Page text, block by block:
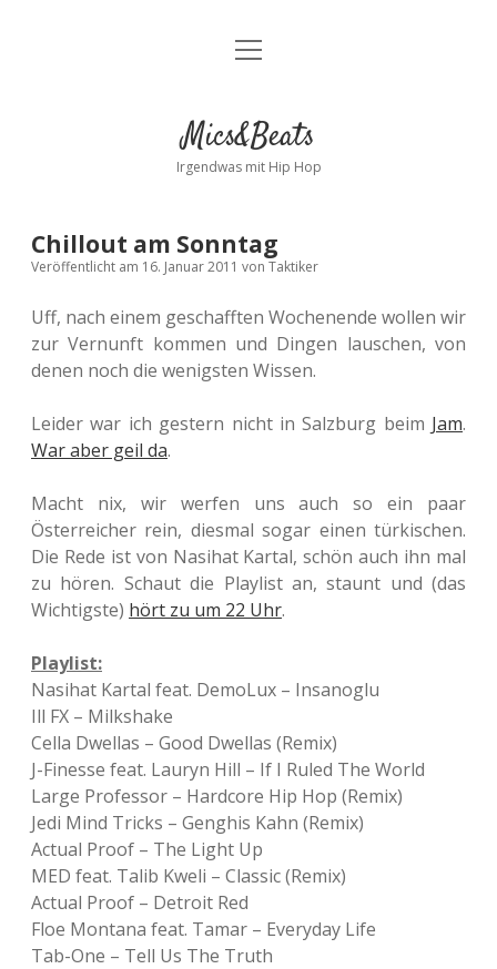
Kontakt
facebookinstagram
bandcamp
spotify
Menü
Mics&Beats
Irgendwas mit Hip Hop
Chillout am Sonntag
Veröffentlicht am 16. Januar 2011 von Taktiker
Uff, nach einem geschafften Wochenende wollen wir
zur Vernunft kommen und Dingen lauschen, von
denen noch die wenigsten Wissen.
Leider war ich gestern nicht in Salzburg beim Jam.
War aber geil da.
Macht nix, wir werfen uns auch so ein paar
Österreicher rein, diesmal sogar einen türkischen.
Die Rede ist von Nasihat Kartal, schön auch ihn mal
zu hören. Schaut die Playlist an, staunt und (das
Wichtigste) hört zu um 22 Uhr.
Playlist:
Nasihat Kartal feat. DemoLux – Insanoglu
Ill FX – Milkshake
Cella Dwellas – Good Dwellas (Remix)
J-Finesse feat. Lauryn Hill – If I Ruled The World
Large Professor – Hardcore Hip Hop (Remix)
Jedi Mind Tricks – Genghis Kahn (Remix)
Actual Proof – The Light Up
MED feat. Talib Kweli – Classic (Remix)
Actual Proof – Detroit Red
Floe Montana feat. Tamar – Everyday Life
Tab-One – Tell Us The Truth